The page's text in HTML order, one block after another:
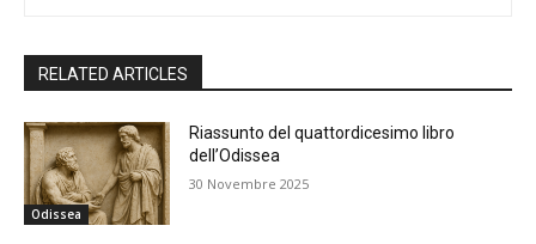
RELATED ARTICLES
Odissea
Riassunto del quattordicesimo libro
dell’Odissea
30 Novembre 2025